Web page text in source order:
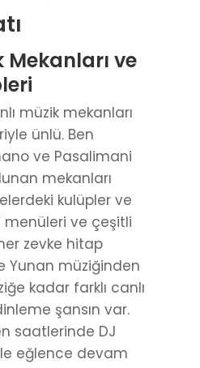
Mekanları ve
müzik mekanları
ünlü. Ben
ve Pasalimani
mekanları
kulüpler ve
menüleri ve çeşitli
zevke hitap
Yunan müziğinden
kadar farklı canlı
şansın var.
saatlerinde DJ
eğlence devam